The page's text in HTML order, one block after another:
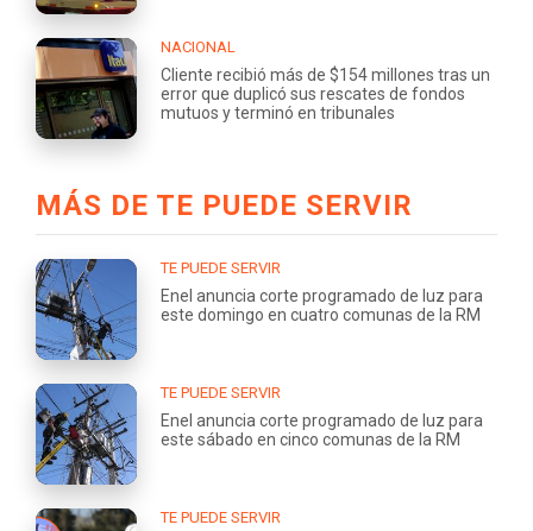
NACIONAL
Cliente recibió más de $154 millones tras un
error que duplicó sus rescates de fondos
mutuos y terminó en tribunales
MÁS DE TE PUEDE SERVIR
TE PUEDE SERVIR
Enel anuncia corte programado de luz para
este domingo en cuatro comunas de la RM
TE PUEDE SERVIR
Enel anuncia corte programado de luz para
este sábado en cinco comunas de la RM
TE PUEDE SERVIR